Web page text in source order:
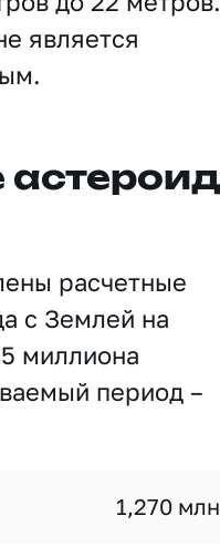
является
расчетные
с Землей на
миллиона
период –
1,270